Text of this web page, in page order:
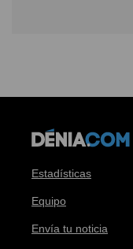
Estadísticas
Equipo
Envía tu noticia